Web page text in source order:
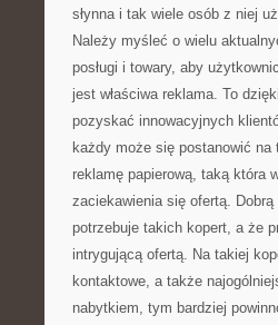
słynna i tak wiele osób z niej
Należy myśleć o wielu
posługi i towary, aby
jest właściwa reklama. To
pozyskać innowacyjnych
każdy może się postanowić
reklamę papierową, taką która
zaciekawienia się ofertą.
potrzebuje takich kopert, a że
intrygującą ofertą. Na takiej
kontaktowe, a także
nabytkiem, tym bardziej